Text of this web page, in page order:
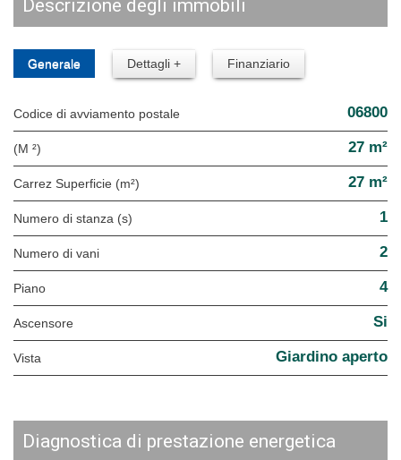
descrizione degli immobili
Generale Dettagli + Finanziario
Codice di avviamento postale 06800
(M ²) 27 m²
Carrez Superficie (m²) 27 m²
Numero di stanza (s) 1
numero di vani 2
Piano 4
Ascensore Si
Vista Giardino aperto
diagnostica di prestazione energetica